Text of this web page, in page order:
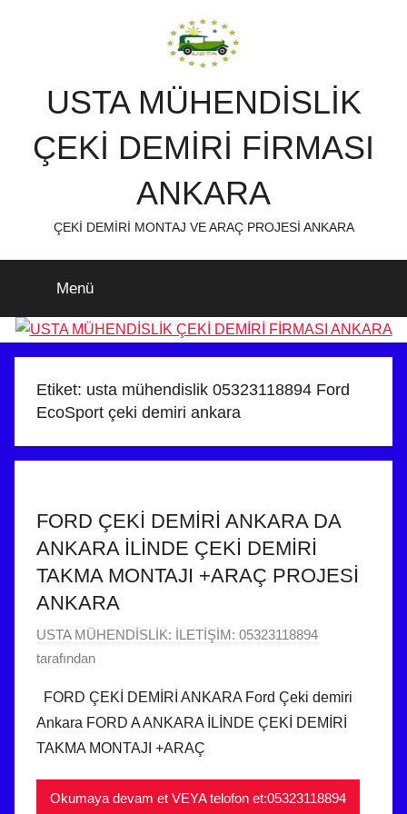
USTA MÜHENDİSLİK
ÇEKİ DEMİRİ FİRMASI
ANKARA
ÇEKİ DEMİRİ MONTAJ VE ARAÇ PROJESİ ANKARA
Menü
Etiket: usta mühendislik 05323118894 Ford
EcoSport çeki demiri ankara
FORD ÇEKİ DEMİRİ ANKARA DA
ANKARA İLİNDE ÇEKİ DEMİRİ
TAKMA MONTAJI +ARAÇ PROJESİ
ANKARA
4
N
a
n
2
USTA MÜHENDİSLİK: İLETİŞİM: 05323118894
tarafından
FORD ÇEKİ DEMİRİ ANKARA Ford Çeki demiri
Ankara FORD A ANKARA İLİNDE ÇEKİ DEMİRİ
TAKMA MONTAJI +ARAÇ
Okumaya devam et VEYA telofon et:05323118894